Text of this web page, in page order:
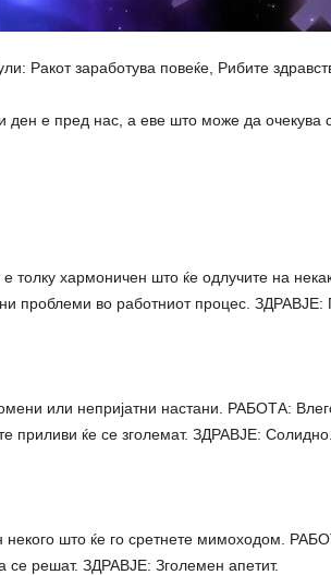
Ракот заработува повеќе, Рибите
е пред нас, а еве што може да очекува
хармоничен што ќе одлучите на
проблеми во работниот процес. ЗДРАВЈЕ:
или непријатни настани. РАБОТА:
приливи ќе се зголемат. ЗДРАВЈЕ: Солидно.
што ќе го сретнете мимоходом.
се решат. ЗДРАВЈЕ: Зголемен апетит.